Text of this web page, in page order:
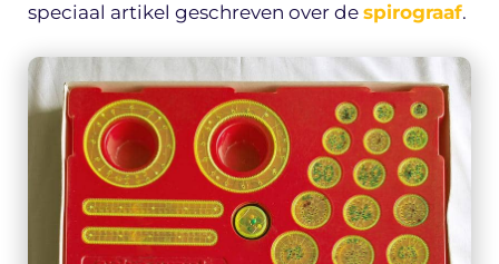
speciaal artikel geschreven over de spirograaf.